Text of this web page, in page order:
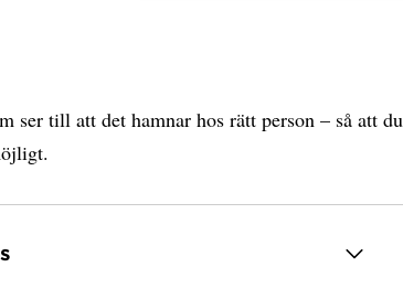
ser till att det hamnar hos rätt person – så att du